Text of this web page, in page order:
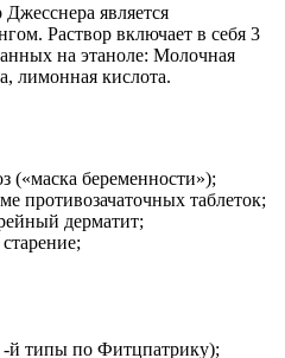
является
Раствор включает в себя 3
на этаноле: Молочная
лимонная кислота.
(«маска беременности»);
противозачаточных таблеток;
дерматит;
й типы по Фитцпатрику);